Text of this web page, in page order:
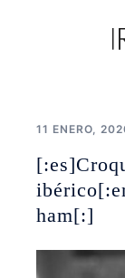
11 ENERO,
ham[:]